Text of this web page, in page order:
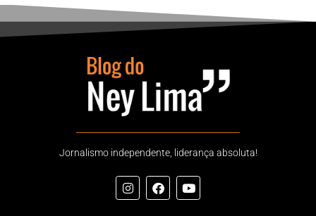
Jornalismo independente, liderança absoluta!